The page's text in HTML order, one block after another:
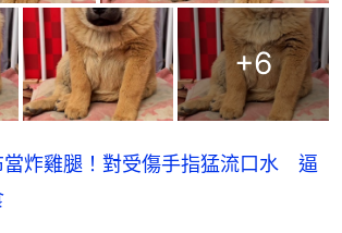
+6
當炸雞腿！對受傷手指猛流口水 逼